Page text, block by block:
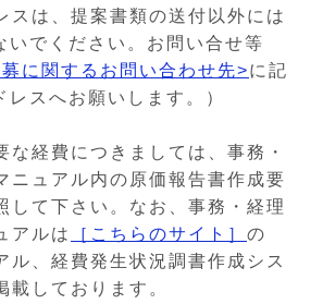
スは、提案書類の送付以外には
いでください。お問い合せ等
に関するお問い合わせ先>に記
レスへお願いします。）
な経費につきましては、事務・
ニュアル内の原価報告書作成要
して下さい。なお、事務・経理
アルは
［こちらのサイト］ の
ル、経費発生状況調書作成シス
載しております。